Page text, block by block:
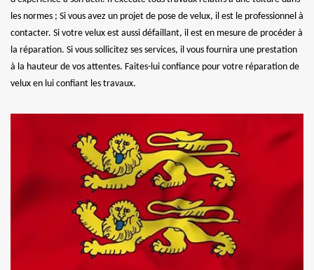
les normes ; Si vous avez un projet de pose de velux, il est le professionnel à
contacter. Si votre velux est aussi défaillant, il est en mesure de procéder à
la réparation. Si vous sollicitez ses services, il vous fournira une prestation
à la hauteur de vos attentes. Faites-lui confiance pour votre réparation de
velux en lui confiant les travaux.